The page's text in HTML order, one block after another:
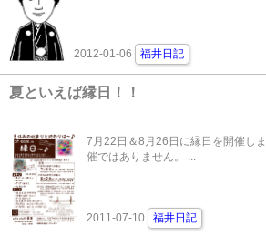
2012-01-06 福井日記
夏といえば縁日！！
7月22日＆8月26日に縁日を開催します。 と、言っても
催ではありません。 ...
2011-07-10 福井日記